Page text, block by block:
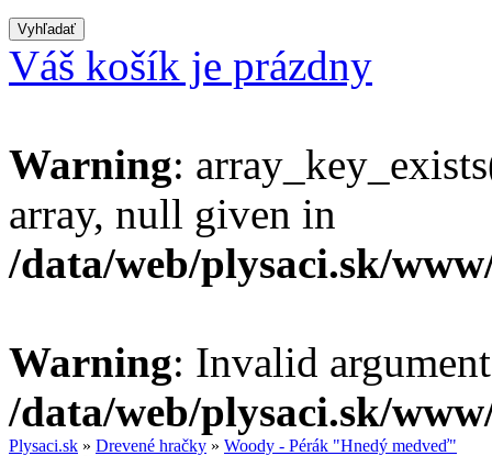
Váš košík je prázdny
Warning:
array, null given in
/data/web/plysaci.sk/
Warning: Invalid
/data/web/plysaci.sk/
Plysaci.sk » Drevené hračky » Woody - Pérák "Hnedý medveď"